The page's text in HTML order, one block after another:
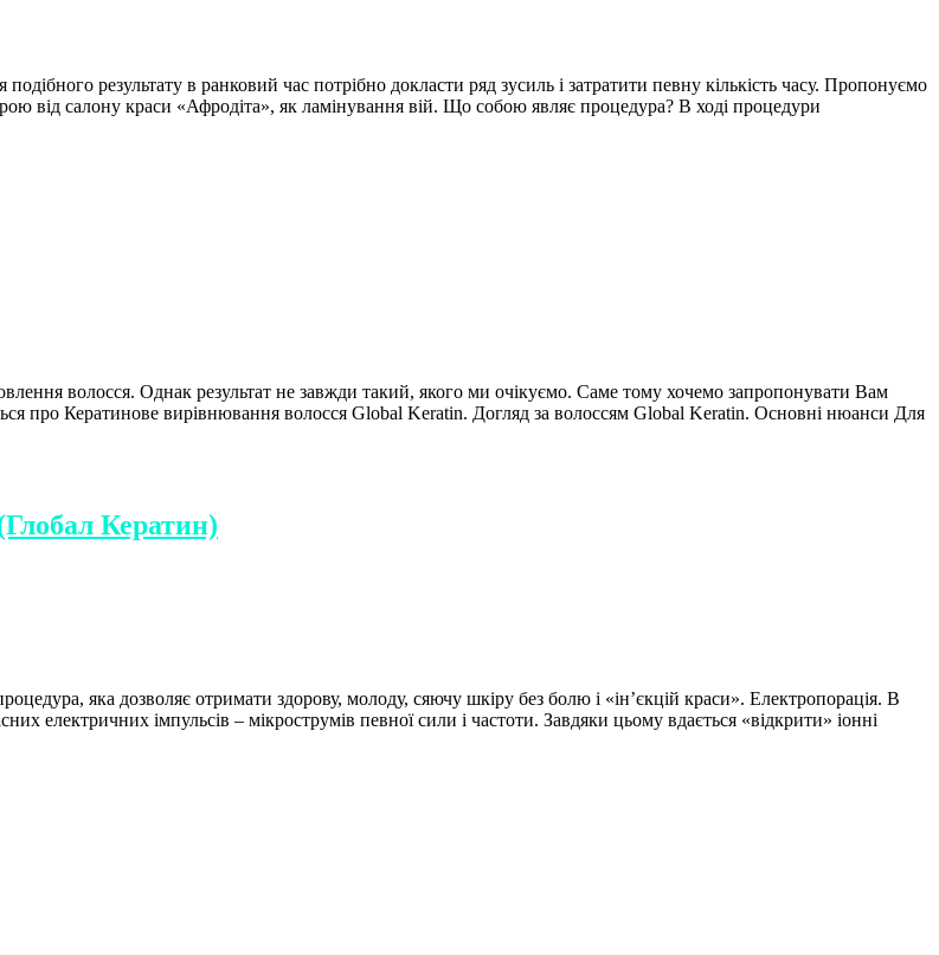
результату в ранковий час потрібно докласти ряд зусиль і затратити певну кількість часу. Пропонуємо
від салону краси «Афродіта», як ламінування вій. Що собою являє процедура? В ході процедури
волосся. Однак результат не завжди такий, якого ми очікуємо. Саме тому хочемо запропонувати Вам
про Кератинове вирівнювання волосся Global Keratin. Догляд за волоссям Global Keratin. Основні нюанси Для
Кератин)
яка дозволяє отримати здорову, молоду, сяючу шкіру без болю і «ін’єкцій краси». Електропорація. В
електричних імпульсів – мікрострумів певної сили і частоти. Завдяки цьому вдається «відкрити» іонні